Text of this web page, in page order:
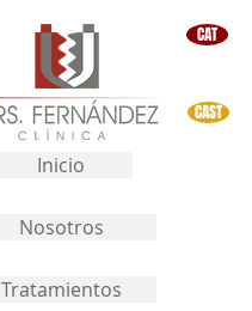
CAT
CAST
Inicio
Nosotros
Tratamientos